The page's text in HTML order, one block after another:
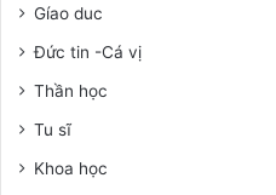
Gíao duc
Đức tin -Cá vị
Thần học
Tu sĩ
Khoa học